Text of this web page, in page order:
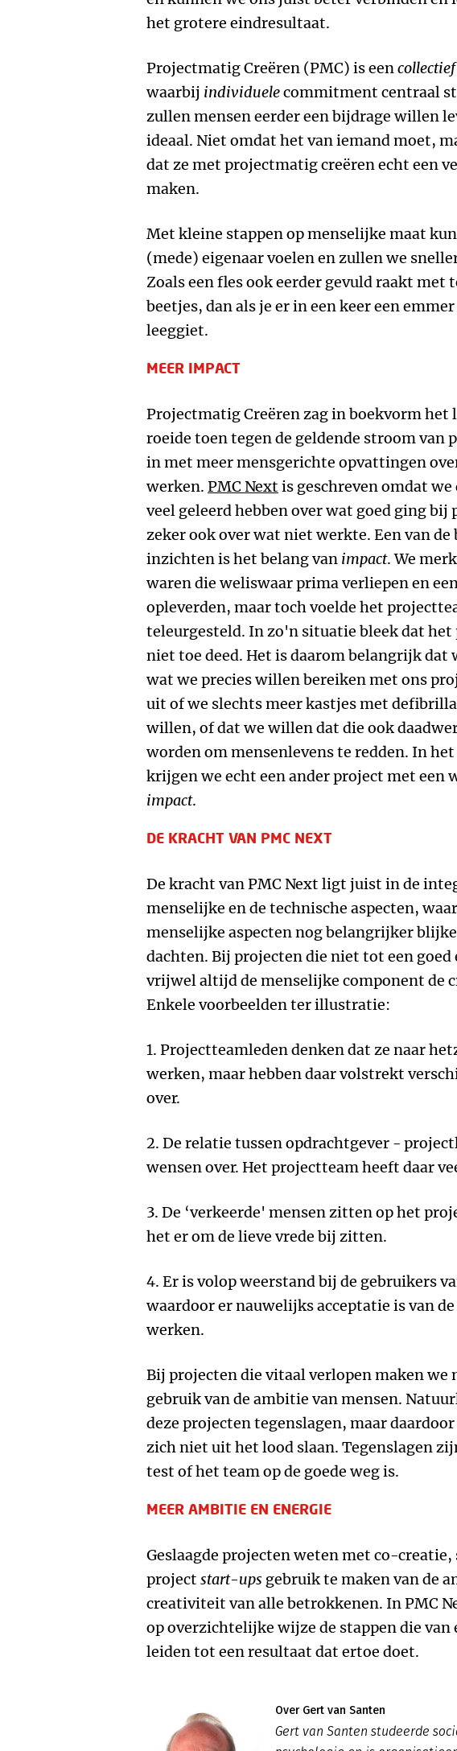
het grotere eindresultaat.
Projectmatig Creëren (PMC) is eencollectief
waarbij individuelecommitment centraal
zullen mensen eerder een bijdrage willen
ideaal. Niet omdat het van iemand moet,
dat ze met projectmatig creëren echt een
maken.
Met kleine stappen op menselijke maat
(mede) eigenaar voelen en zullen we
Zoals een fles ook eerder gevuld raakt met
beetjes, dan als je er in een keer een
leeggiet.
MEER IMPACT
Projectmatig Creëren zag in boekvorm het
roeide toen tegen de geldende stroom van
in met meer mensgerichte opvattingen
werken. PMC Next is geschreven omdat
veel geleerd hebben over wat goed ging bij
zeker ook over wat niet werkte. Een van
inzichten is het belang van impact. We
waren die weliswaar prima verliepen en
opleverden, maar toch voelde het
teleurgesteld. In zo'n situatie bleek dat
niet toe deed. Het is daarom belangrijk dat
wat we precies willen bereiken met ons
uit of we slechts meer kastjes met
willen, of dat we willen dat die ook
worden om mensenlevens te redden. In
krijgen we echt een ander project met een
impact.
DE KRACHT VAN PMC NEXT
De kracht van PMC Next ligt juist in de
menselijke en de technische aspecten,
menselijke aspecten nog belangrijker
dachten. Bij projecten die niet tot een goed
vrijwel altijd de menselijke component de
Enkele voorbeelden ter illustratie:
1. Projectteamleden denken dat ze naar
werken, maar hebben daar volstrekt
over.
2. De relatie tussen opdrachtgever -
wensen over. Het projectteam heeft daar
3. De ‘verkeerde' mensen zitten op het
het er om de lieve vrede bij zitten.
4. Er is volop weerstand bij de gebruikers
waardoor er nauwelijks acceptatie is van
werken.
Bij projecten die vitaal verlopen maken we
gebruik van de ambitie van mensen.
deze projecten tegenslagen, maar
zich niet uit het lood slaan. Tegenslagen
test of het team op de goede weg is.
MEER AMBITIE EN ENERGIE
Geslaagde projecten weten met co-
project start-ups gebruik te maken van de
creativiteit van alle betrokkenen. In PMC
op overzichtelijke wijze de stappen die van
leiden tot een resultaat dat ertoe doet.
Over Gert van Santen
Gert van Santen studeerde